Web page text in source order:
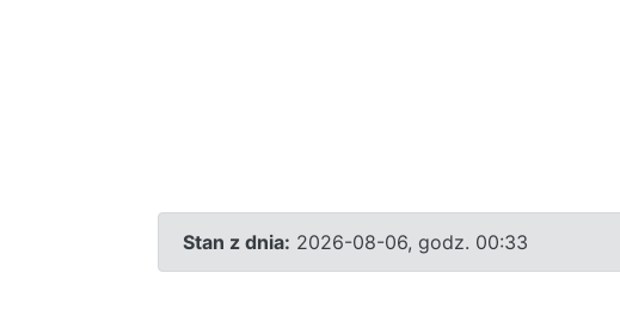
Stan z dnia: 2026-08-06, godz. 00:33